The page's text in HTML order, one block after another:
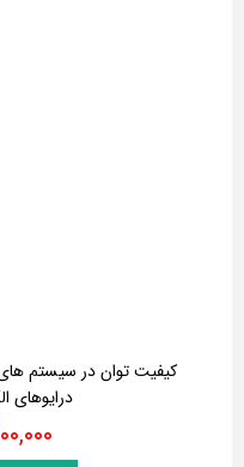
کیفیت توان در سیستم
درایوهای
۹۰۰,۰۰۰